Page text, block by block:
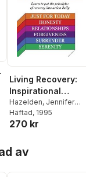
Living Recovery:
Inspirational
Moments for 12
Step Living
Hazelden, Jennifer
Schneider
Häftad, 1995
270 kr
av